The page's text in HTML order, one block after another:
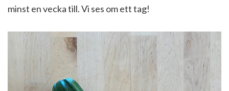
minst en vecka till. Vi ses om ett tag!